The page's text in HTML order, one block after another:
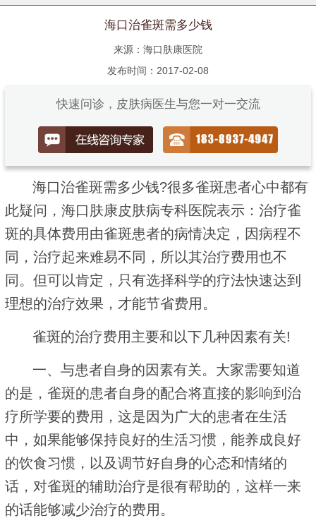
海口治雀斑需多少钱
来源：海口肤康医院
发布时间：2017-02-08
快速问诊，皮肤病医生与您一对一交流
海口治雀斑需多少钱?很多雀斑患者心中都有
此疑问，海口肤康皮肤病专科医院表示：治疗雀
斑的具体费用由雀斑患者的病情决定，因病程不
同，治疗起来难易不同，所以其治疗费用也不
同。但可以肯定，只有选择科学的疗法快速达到
理想的治疗效果，才能节省费用。
雀斑的治疗费用主要和以下几种因素有关!
一、与患者自身的因素有关。大家需要知道
的是，雀斑的患者自身的配合将直接的影响到治
疗所学要的费用，这是因为广大的患者在生活
中，如果能够保持良好的生活习惯，能养成良好
的饮食习惯，以及调节好自身的心态和情绪的
话，对雀斑的辅助治疗是很有帮助的，这样一来
的话能够减少治疗的费用。